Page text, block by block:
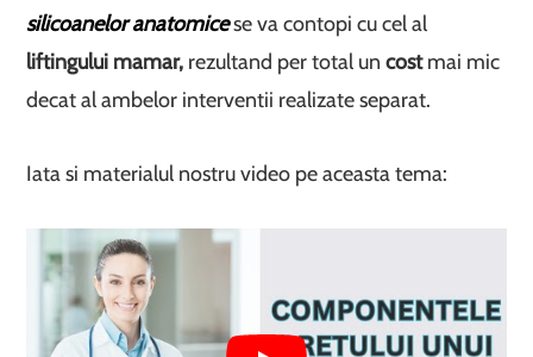
silicoanelor anatomicese va contopi cu cel al
liftingului mamar, rezultand per total uncostmai mic
decat al ambelor interventii realizate separat.
Iata si materialul nostru video pe aceasta tema: